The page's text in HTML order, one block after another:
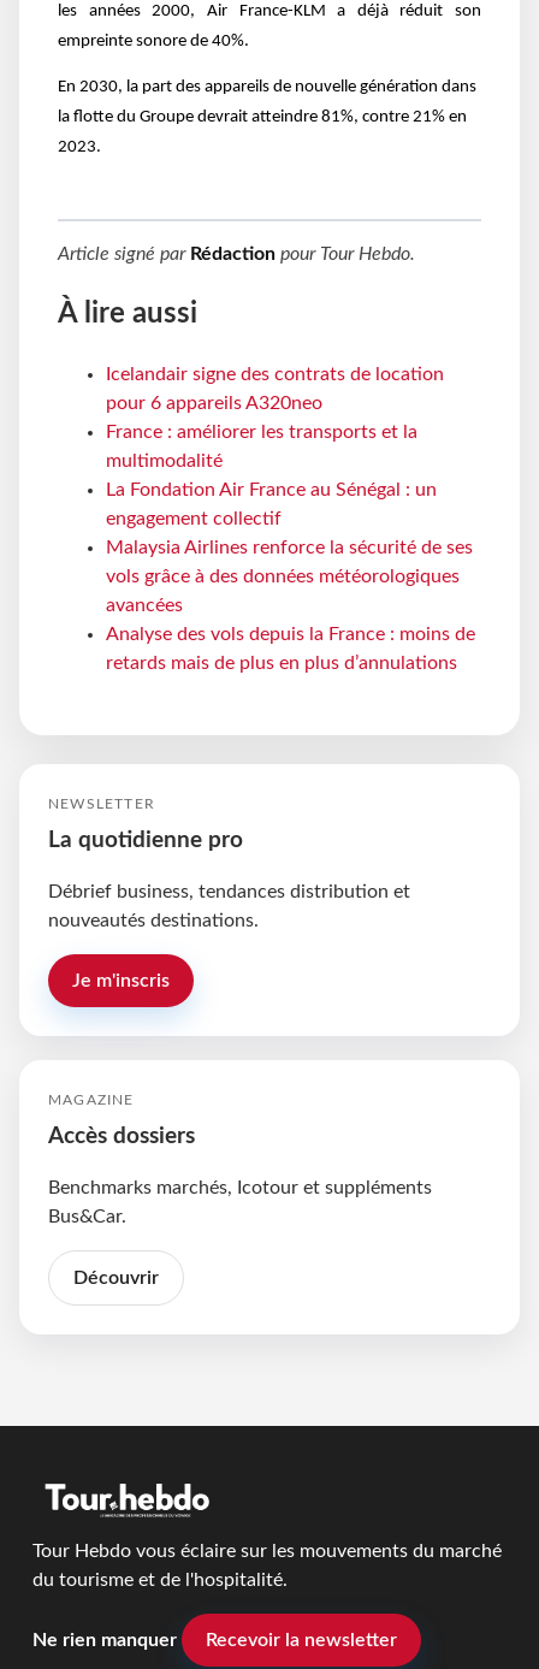
les années 2000, Air France-KLM a déjà réduit son
empreinte sonore de 40%.
En 2030, la part des appareils de nouvelle génération dans
la flotte du Groupe devrait atteindre 81%, contre 21% en
2023.
Article signé par Rédaction pour Tour Hebdo.
À lire aussi
Icelandair signe des contrats de location
pour 6 appareils A320neo
France : améliorer les transports et la
multimodalité
La Fondation Air France au Sénégal : un
engagement collectif
Malaysia Airlines renforce la sécurité de ses
vols grâce à des données météorologiques
avancées
Analyse des vols depuis la France : moins de
retards mais de plus en plus d’annulations
NEWSLETTER
La quotidienne pro
Débrief business, tendances distribution et
nouveautés destinations.
Je m'inscris
MAGAZINE
Accès dossiers
Benchmarks marchés, Icotour et suppléments
Bus&Car.
Découvrir
Tour Hebdo vous éclaire sur les mouvements du marché
du tourisme et de l'hospitalité.
Ne rien manquer Recevoir la newsletter